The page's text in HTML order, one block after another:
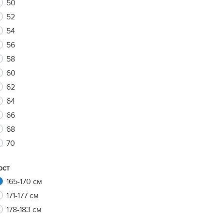
50
52
54
56
58
60
62
64
66
68
70
165-170 см
171-177 см
178-183 см